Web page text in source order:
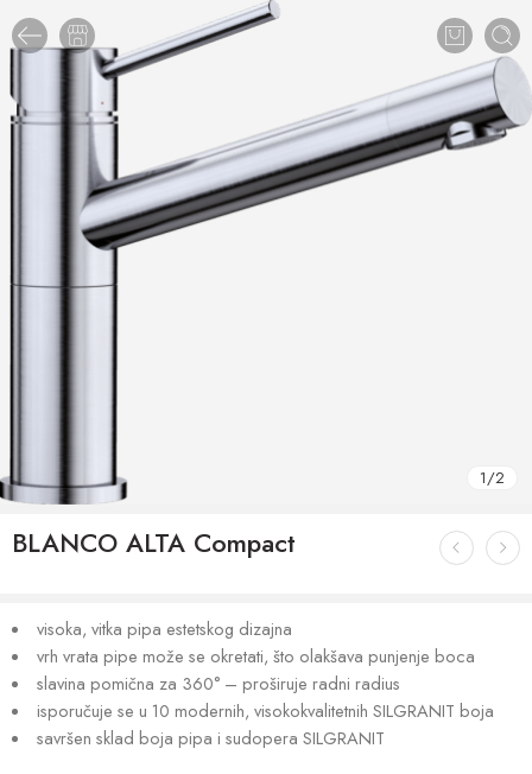
1/2
BLANCO ALTA Compact
visoka, vitka pipa estetskog dizajna
vrh vrata pipe može se okretati, što olakšava punjenje boca
slavina pomična za 360° – proširuje radni radius
isporučuje se u 10 modernih, visokokvalitetnih SILGRANIT boja
savršen sklad boja pipa i sudopera SILGRANIT